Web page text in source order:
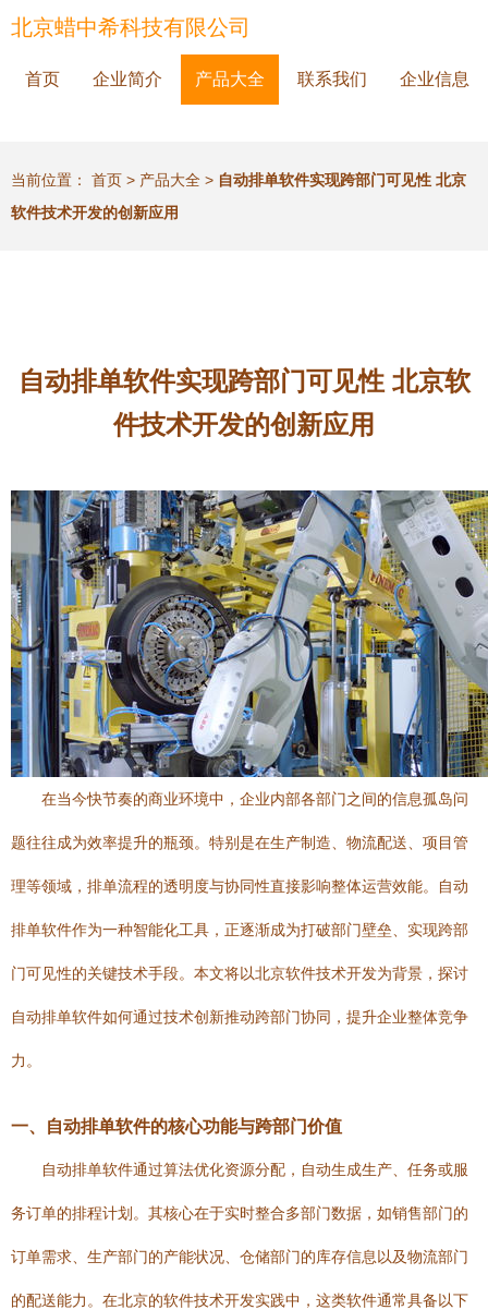
北京蜡中希科技有限公司
首页 企业简介 产品大全 联系我们 企业信息
当前位置： 首页 > 产品大全 > 自动排单软件实现跨部门可见性 北京
软件技术开发的创新应用
自动排单软件实现跨部门可见性 北京软
件技术开发的创新应用
在当今快节奏的商业环境中，企业内部各部门之间的信息孤岛问
题往往成为效率提升的瓶颈。特别是在生产制造、物流配送、项目管
理等领域，排单流程的透明度与协同性直接影响整体运营效能。自动
排单软件作为一种智能化工具，正逐渐成为打破部门壁垒、实现跨部
门可见性的关键技术手段。本文将以北京软件技术开发为背景，探讨
自动排单软件如何通过技术创新推动跨部门协同，提升企业整体竞争
力。
一、自动排单软件的核心功能与跨部门价值
自动排单软件通过算法优化资源分配，自动生成生产、任务或服
务订单的排程计划。其核心在于实时整合多部门数据，如销售部门的
订单需求、生产部门的产能状况、仓储部门的库存信息以及物流部门
的配送能力。在北京的软件技术开发实践中，这类软件通常具备以下